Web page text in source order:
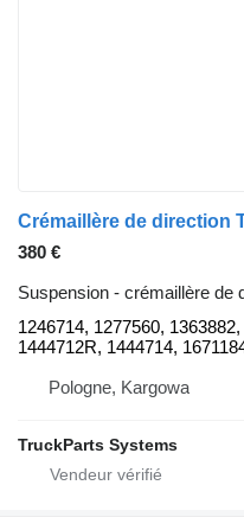
380 €
Suspension - crémaillère de
1246714, 1277560,
1444712R, 1444714,
Pologne, Kargowa
TruckParts Systems